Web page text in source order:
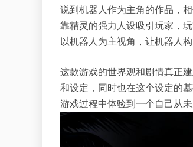
说到机器人作为主角的作品，
靠精灵的强力人设吸引玩家，
以机器人为主视角，让机器人
这款游戏的世界观和剧情真正
和设定，同时也在这个设定的
游戏过程中体验到一个自己从未